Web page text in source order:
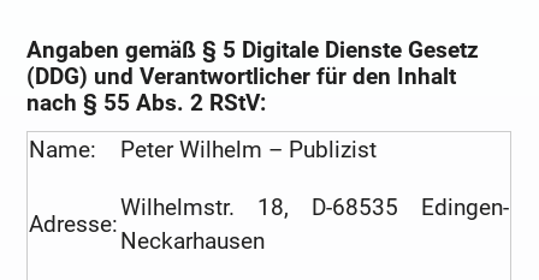
Angaben gemäß § 5 Digitale Dienste Gesetz
(DDG) und Verantwortlicher für den Inhalt
nach § 55 Abs. 2 RStV:
Name: Peter Wilhelm – Publizist
Adresse:
Wilhelmstr. 18, D-68535 Edingen-
Neckarhausen